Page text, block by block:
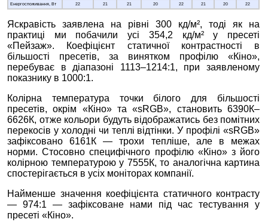
Енергоспоживання, Вт
22 21 21 20 22 21 20 22
Яскравість заявлена на рівні 300 кд/м², тоді як на
практиці ми побачили усі 354,2 кд/м² у пресеті
«Пейзаж». Коефіцієнт статичної контрастності в
більшості пресетів, за винятком профілю «Кіно»,
перебуває в діапазоні 1113–1214:1, при заявленому
показнику в 1000:1.
Колірна температура точки білого для більшості
пресетів, окрім «Кіно» та «sRGB», становить 6390К–
6626К, отже кольори будуть відображатись без помітних
перекосів у холодні чи теплі відтінки. У профілі «sRGB»
зафіксовано 6161К — трохи тепліше, але в межах
норми. Стосовно специфічного профілю «Кіно» з його
колірною температурою у 7555К, то аналогічна картина
спостерігається в усіх моніторах компанії.
Найменше значення коефіцієнта статичного контрасту
— 974:1 — зафіксоване нами під час тестування у
пресеті «Кіно».